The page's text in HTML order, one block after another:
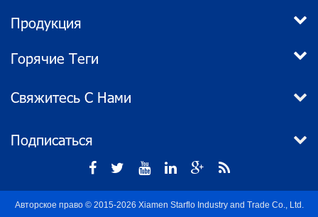
Продукция
Горячие Теги
Свяжитесь С Нами
Подписаться
Авторское право © 2015-2026 Xiamen Starflo Industry and Trade Co., Ltd.